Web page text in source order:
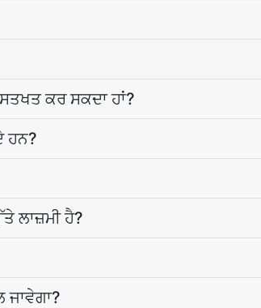
ਕਰ ਸਕਦਾ ਹਾਂ?
ਹਨ?
ਲਾਜ਼ਮੀ ਹੈ?